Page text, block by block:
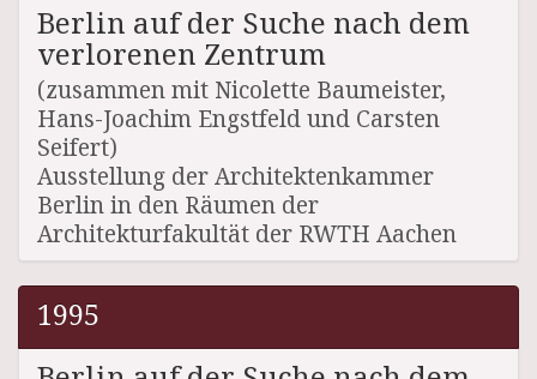
Berlin auf der Suche nach dem
verlorenen Zentrum
(zusammen mit Nicolette Baumeister,
Hans-Joachim Engstfeld und Carsten
Seifert)
Ausstellung der Architektenkammer
Berlin in den Räumen der
Architekturfakultät der RWTH Aachen
1995